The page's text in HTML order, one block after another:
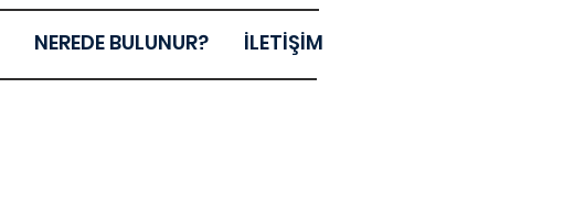
NEREDE BULUNUR? İLETİŞİM